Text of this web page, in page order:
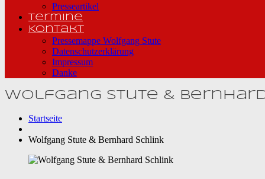
Presseartikel
Termine
Kontakt
Pressemappe Wolfgang Stute
Datenschutzerklärung
Impressum
Danke
Wolfgang Stute &
Startseite
Wolfgang Stute & Bernhard Schlink